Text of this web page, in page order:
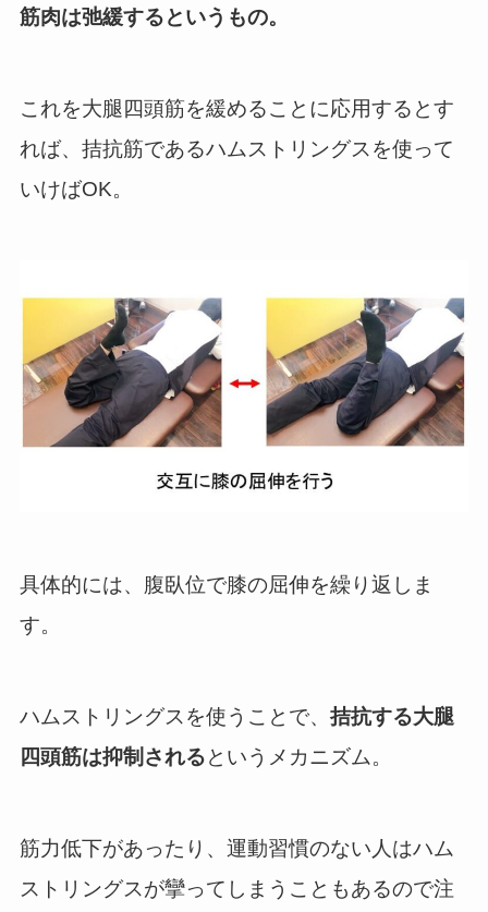
筋肉は弛緩するというもの。
これを大腿四頭筋を緩めることに応用するとす
れば、拮抗筋であるハムストリングスを使って
いけばOK。
具体的には、腹臥位で膝の屈伸を繰り返しま
す。
ハムストリングスを使うことで、 拮抗する大腿
四頭筋は抑制されるというメカニズム。
筋力低下があったり、運動習慣のない人はハム
ストリングスが攣ってしまうこともあるので注